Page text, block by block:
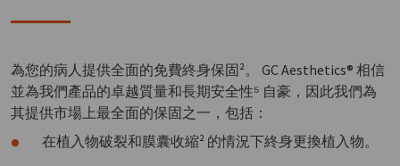
為您的病人提供全面的免費終身保固²。 GC Aesthetics® 相信
並為我們產品的卓越質量和長期安全性⁵ 自豪，因此我們為
其提供市場上最全面的保固之一，包括：
在植入物破裂和膜囊收縮² 的情況下終身更換植入物。